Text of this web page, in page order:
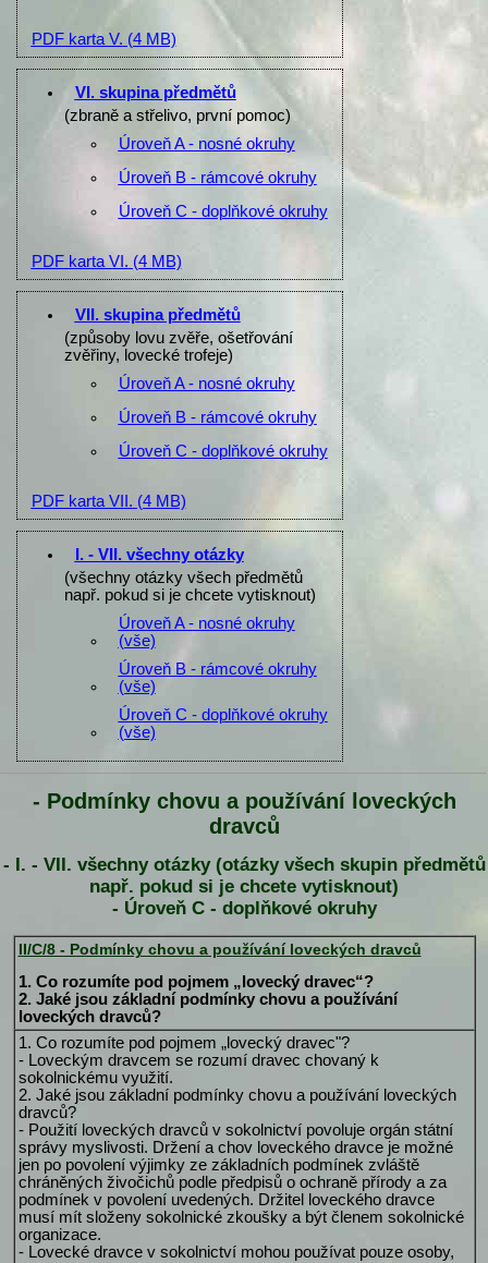
PDF karta V. (4 MB)
VI. skupina předmětů
(zbraně a střelivo, první pomoc)
Úroveň A - nosné okruhy
Úroveň B - rámcové okruhy
Úroveň C - doplňkové okruhy
PDF karta VI. (4 MB)
VII. skupina předmětů
(způsoby lovu zvěře, ošetřování
zvěřiny, lovecké trofeje)
Úroveň A - nosné okruhy
Úroveň B - rámcové okruhy
Úroveň C - doplňkové okruhy
PDF karta VII. (4 MB)
I. - VII. všechny otázky
(všechny otázky všech předmětů
např. pokud si je chcete vytisknout)
Úroveň A - nosné okruhy
(vše)
Úroveň B - rámcové okruhy
(vše)
Úroveň C - doplňkové okruhy
(vše)
- Podmínky chovu a používání loveckých
dravců
- I. - VII. všechny otázky (otázky všech skupin předmětů
např. pokud si je chcete vytisknout)
- Úroveň C - doplňkové okruhy
II/C/8 - Podmínky chovu a používání loveckých dravců
1. Co rozumíte pod pojmem „lovecký dravec“?
2. Jaké jsou základní podmínky chovu a používání
loveckých dravců?
1. Co rozumíte pod pojmem „lovecký dravec"?
- Loveckým dravcem se rozumí dravec chovaný k
sokolnickému využití.
2. Jaké jsou základní podmínky chovu a používání loveckých
dravců?
- Použití loveckých dravců v sokolnictví povoluje orgán státní
správy myslivosti. Držení a chov loveckého dravce je možné
jen po povolení výjimky ze základních podmínek zvláště
chráněných živočichů podle předpisů o ochraně přírody a za
podmínek v povolení uvedených. Držitel loveckého dravce
musí mít složeny sokolnické zkoušky a být členem sokolnické
organizace.
- Lovecké dravce v sokolnictví mohou používat pouze osoby,